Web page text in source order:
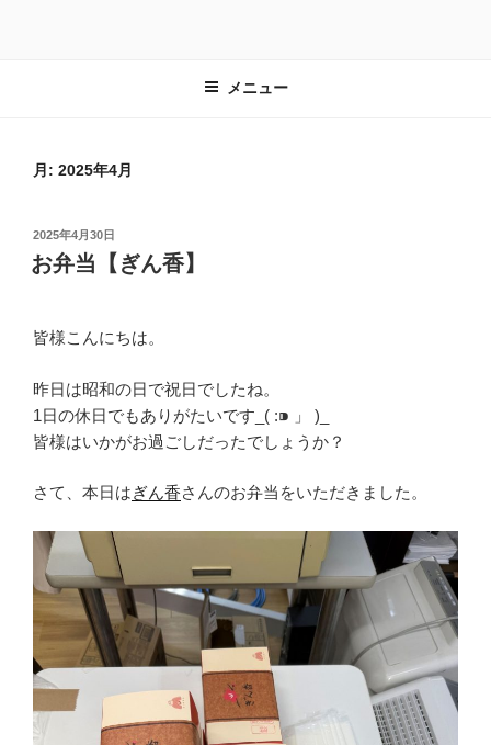
メニュー
月: 2025年4月
投
稿
日:
2025年4月30日
お弁当【ぎん香】
皆様こんにちは。
昨日は昭和の日で祝日でしたね。
1日の休日でもありがたいです_( :⁍ 」 )_
皆様はいかがお過ごしだったでしょうか？
さて、本日はぎん香さんのお弁当をいただきました。